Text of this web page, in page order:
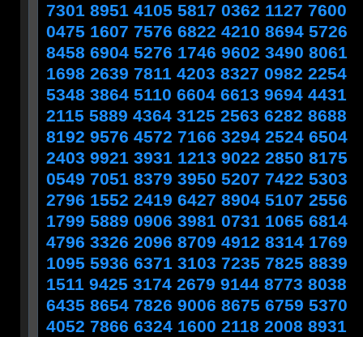
7301 8951 4105 5817 0362 1127 7600
0475 1607 7576 6822 4210 8694 5726
8458 6904 5276 1746 9602 3490 8061
1698 2639 7811 4203 8327 0982 2254
5348 3864 5110 6604 6613 9694 4431
2115 5889 4364 3125 2563 6282 8688
8192 9576 4572 7166 3294 2524 6504
2403 9921 3931 1213 9022 2850 8175
0549 7051 8379 3950 5207 7422 5303
2796 1552 2419 6427 8904 5107 2556
1799 5889 0906 3981 0731 1065 6814
4796 3326 2096 8709 4912 8314 1769
1095 5936 6371 3103 7235 7825 8839
1511 9425 3174 2679 9144 8773 8038
6435 8654 7826 9006 8675 6759 5370
4052 7866 6324 1600 2118 2008 8931